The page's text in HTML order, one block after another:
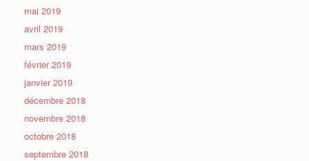
mai 2019
avril 2019
mars 2019
février 2019
janvier 2019
décembre 2018
novembre 2018
octobre 2018
septembre 2018